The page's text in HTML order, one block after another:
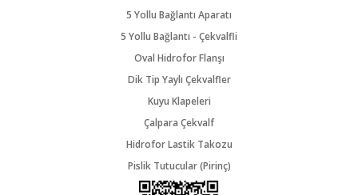
5 Yollu Bağlantı Aparatı
5 Yollu Bağlantı - Çekvalfli
Oval Hidrofor Flanşı
Dik Tip Yaylı Çekvalfler
Kuyu Klapeleri
Çalpara Çekvalf
Hidrofor Lastik Takozu
Pislik Tutucular (Pirinç)